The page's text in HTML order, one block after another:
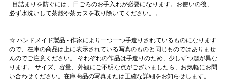
･目詰まりを防ぐには、日ごろのお手入れが必要になります。お使いの後、
必ず水洗いして茶殻や茶カスを取り除いてください。。
☆ ハンドメイド製品 - 作家により一つ一つ手造りされているものになります
ので、在庫の商品は上に表示されている写真のものと同じものではありませ
んのでご注意ください。 それぞれの作品は手造りのため、少しずつ趣が異な
ります。 サイズ、容量、外観にご不明な点がございましたら、お気軽にお問
い合わせください。在庫商品の写真または正確な詳細をお知らせします。